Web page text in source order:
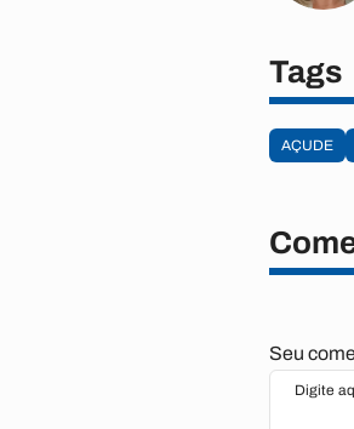
Tags
AÇUDE
Seu